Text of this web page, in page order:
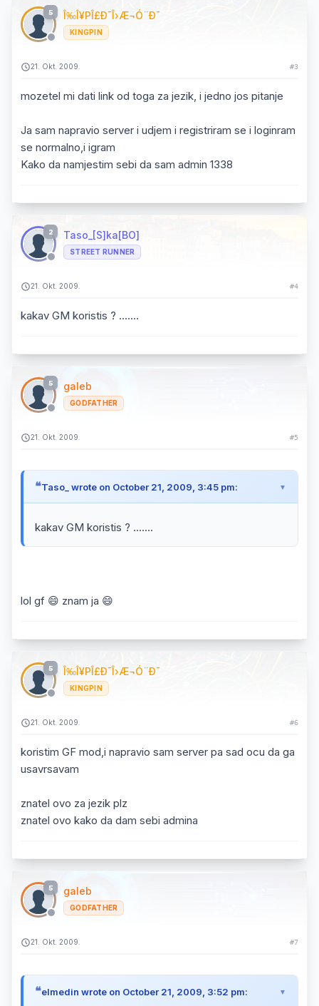
5 Î‰Î¥PÎ£Ð¯Î›Æ¬Ó¨Ð¯
KINGPIN
21. Okt. 2009. #3
mozetel mi dati link od toga za jezik, i jedno jos pitanje
Ja sam napravio server i udjem i registriram se i loginram
se normalno,i igram
Kako da namjestim sebi da sam admin 1338
2 Taso_[S]ka[BO]
STREET RUNNER
21. Okt. 2009. #4
kakav GM koristis ? .......
5 galeb
GODFATHER
21. Okt. 2009. #5
Taso_ wrote on October 21, 2009, 3:45 pm:
kakav GM koristis ? .......
lol gf 😄 znam ja 😄
5 Î‰Î¥PÎ£Ð¯Î›Æ¬Ó¨Ð¯
KINGPIN
21. Okt. 2009. #6
koristim GF mod,i napravio sam server pa sad ocu da ga
usavrsavam
znatel ovo za jezik plz
znatel ovo kako da dam sebi admina
5 galeb
GODFATHER
21. Okt. 2009. #7
elmedin wrote on October 21, 2009, 3:52 pm: